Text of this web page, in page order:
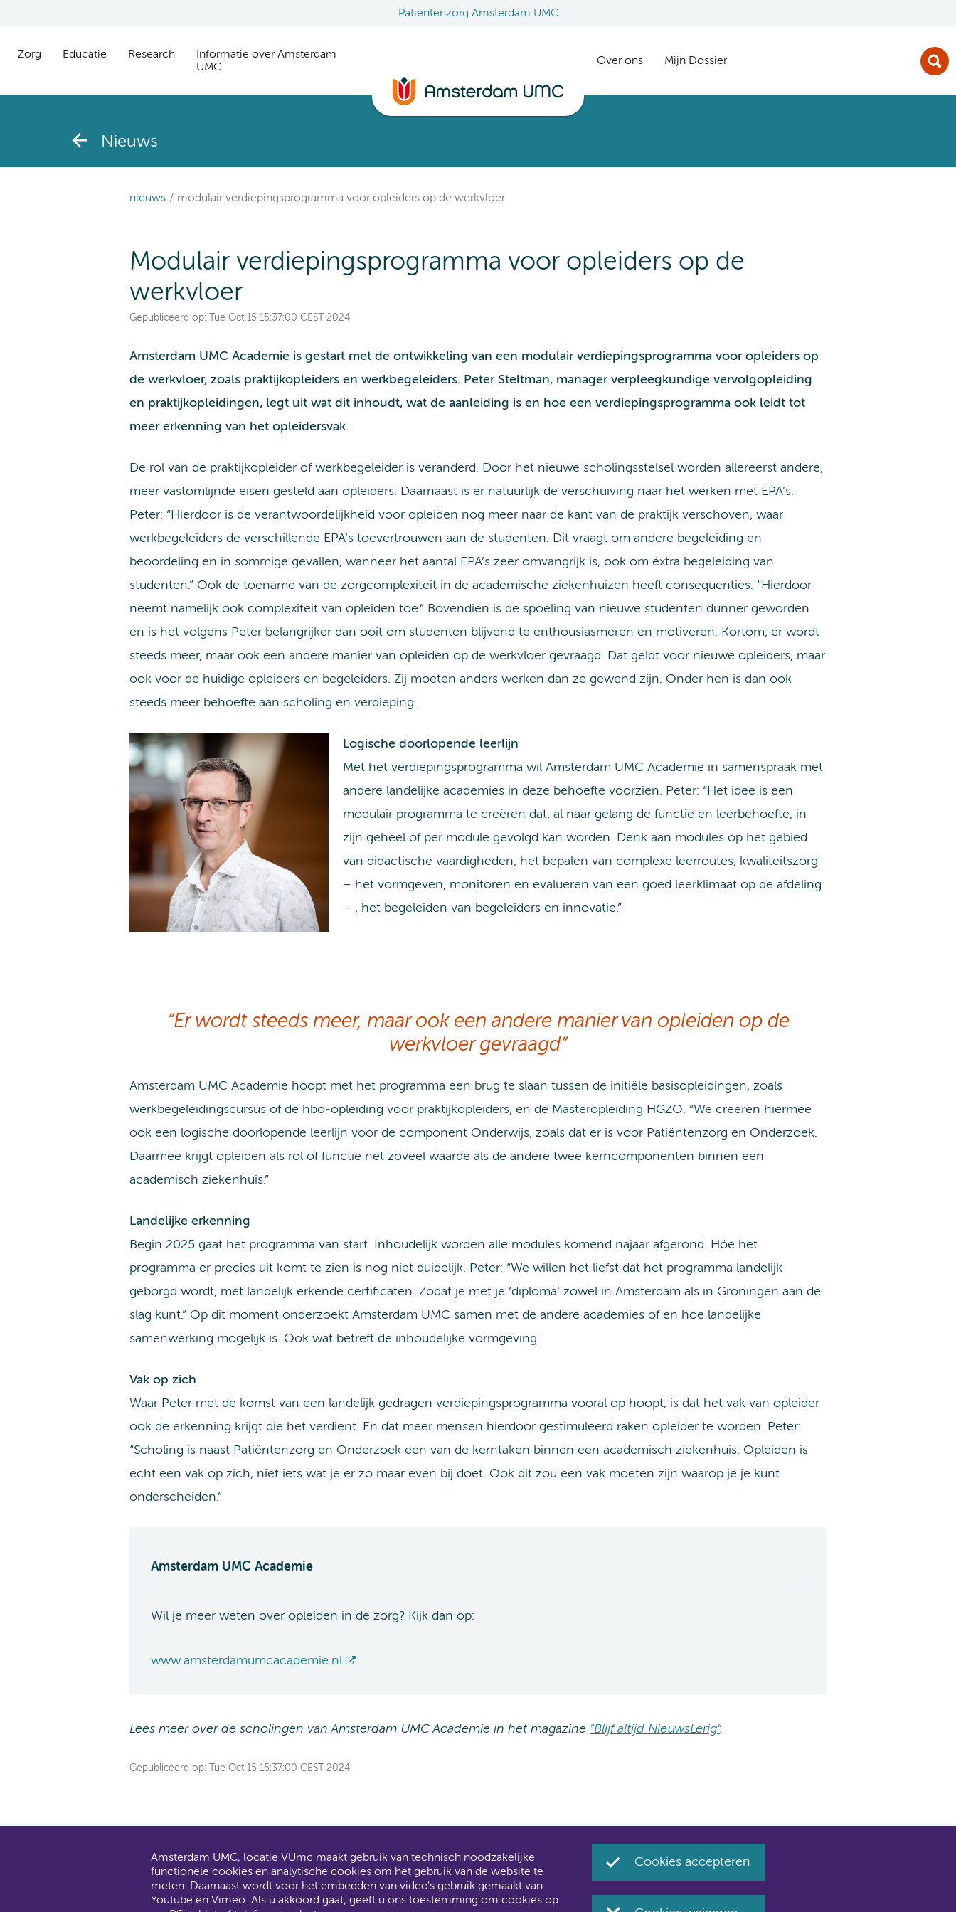
Patiëntenzorg Amsterdam UMC
Zorg Educatie Research
Informatie over Amsterdam
UMC
Over ons Mijn Dossier
Nieuws
nieuws modulair verdiepingsprogramma voor opleiders op de werkvloer
Modulair verdiepingsprogramma voor opleiders op de
werkvloer
Gepubliceerd op: Tue Oct 15 15:37:00 CEST 2024
Amsterdam UMC Academie is gestart met de ontwikkeling van een modulair verdiepingsprogramma voor opleiders op
de werkvloer, zoals praktijkopleiders en werkbegeleiders. Peter Steltman, manager verpleegkundige vervolgopleiding
en praktijkopleidingen, legt uit wat dit inhoudt, wat de aanleiding is en hoe een verdiepingsprogramma ook leidt tot
meer erkenning van het opleidersvak.
De rol van de praktijkopleider of werkbegeleider is veranderd. Door het nieuwe scholingsstelsel worden allereerst andere,
meer vastomlijnde eisen gesteld aan opleiders. Daarnaast is er natuurlijk de verschuiving naar het werken met EPA’s.
Peter: “Hierdoor is de verantwoordelijkheid voor opleiden nog meer naar de kant van de praktijk verschoven, waar
werkbegeleiders de verschillende EPA’s toevertrouwen aan de studenten. Dit vraagt om andere begeleiding en
beoordeling en in sommige gevallen, wanneer het aantal EPA’s zeer omvangrijk is, ook om éxtra begeleiding van
studenten.” Ook de toename van de zorgcomplexiteit in de academische ziekenhuizen heeft consequenties. “Hierdoor
neemt namelijk ook complexiteit van opleiden toe.” Bovendien is de spoeling van nieuwe studenten dunner geworden
en is het volgens Peter belangrijker dan ooit om studenten blijvend te enthousiasmeren en motiveren. Kortom, er wordt
steeds meer, maar ook een andere manier van opleiden op de werkvloer gevraagd. Dat geldt voor nieuwe opleiders, maar
ook voor de huidige opleiders en begeleiders. Zij moeten anders werken dan ze gewend zijn. Onder hen is dan ook
steeds meer behoefte aan scholing en verdieping.
Logische doorlopende leerlijn
Met het verdiepingsprogramma wil Amsterdam UMC Academie in samenspraak met
andere landelijke academies in deze behoefte voorzien. Peter: “Het idee is een
modulair programma te creëren dat, al naar gelang de functie en leerbehoefte, in
zijn geheel of per module gevolgd kan worden. Denk aan modules op het gebied
van didactische vaardigheden, het bepalen van complexe leerroutes, kwaliteitszorg
– het vormgeven, monitoren en evalueren van een goed leerklimaat op de afdeling
– , het begeleiden van begeleiders en innovatie.”
“Er wordt steeds meer, maar ook een andere manier van opleiden op de
werkvloer gevraagd”
Amsterdam UMC Academie hoopt met het programma een brug te slaan tussen de initiële basisopleidingen, zoals
werkbegeleidingscursus of de hbo-opleiding voor praktijkopleiders, en de Masteropleiding HGZO. “We creëren hiermee
ook een logische doorlopende leerlijn voor de component Onderwijs, zoals dat er is voor Patiëntenzorg en Onderzoek.
Daarmee krijgt opleiden als rol of functie net zoveel waarde als de andere twee kerncomponenten binnen een
academisch ziekenhuis.”
Landelijke erkenning
Begin 2025 gaat het programma van start. Inhoudelijk worden alle modules komend najaar afgerond. Hóe het
programma er precies uit komt te zien is nog niet duidelijk. Peter: “We willen het liefst dat het programma landelijk
geborgd wordt, met landelijk erkende certificaten. Zodat je met je ‘diploma’ zowel in Amsterdam als in Groningen aan de
slag kunt.” Op dit moment onderzoekt Amsterdam UMC samen met de andere academies of en hoe landelijke
samenwerking mogelijk is. Ook wat betreft de inhoudelijke vormgeving.
Vak op zich
Waar Peter met de komst van een landelijk gedragen verdiepingsprogramma vooral op hoopt, is dat het vak van opleider
ook de erkenning krijgt die het verdient. En dat meer mensen hierdoor gestimuleerd raken opleider te worden. Peter:
“Scholing is naast Patiëntenzorg en Onderzoek een van de kerntaken binnen een academisch ziekenhuis. Opleiden is
echt een vak op zich, niet iets wat je er zo maar even bij doet. Ook dit zou een vak moeten zijn waarop je je kunt
onderscheiden.”
Amsterdam UMC Academie
Wil je meer weten over opleiden in de zorg? Kijk dan op:
www.amsterdamumcacademie.nl
Lees meer over de scholingen van Amsterdam UMC Academie in het magazine "Blijf altijd NieuwsLerig".
Gepubliceerd op: Tue Oct 15 15:37:00 CEST 2024
AMC en VUmc zijn al een tijdje samen Amsterdam UMC.
Dit gaat u ook merken aan de websites: steeds meer informatie verhuist naar amsterdamumc.nl en amsterdamumc.org
Amsterdam UMC, locatie VUmc maakt gebruik van technisch noodzakelijke
functionele cookies en analytische cookies om het gebruik van de website te
meten. Daarnaast wordt voor het embedden van video's gebruik gemaakt van
Youtube en Vimeo. Als u akkoord gaat, geeft u ons toestemming om cookies op
Cookies accepteren